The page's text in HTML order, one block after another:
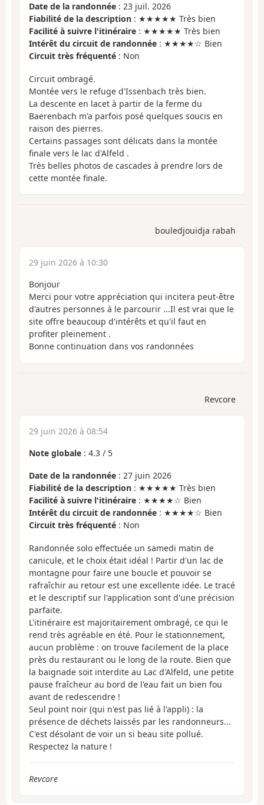
Date de la randonnée : 23 juil. 2026
Fiabilité de la description : ★★★★★ Très bien
Facilité à suivre l'itinéraire : ★★★★★ Très bien
Intérêt du circuit de randonnée : ★★★★☆ Bien
Circuit très fréquenté : Non
Circuit ombragé.
Montée vers le refuge d'Issenbach très bien.
La descente en lacet à partir de la ferme du
Baerenbach m'a parfois posé quelques soucis en
raison des pierres.
Certains passages sont délicats dans la montée
finale vers le lac d'Alfeld .
Très belles photos de cascades à prendre lors de
cette montée finale.
bouledjouidja rabah
29 juin 2026 à 10:30
Bonjour
Merci pour votre appréciation qui incitera peut-être
d'autres personnes à le parcourir ...Il est vrai que le
site offre beaucoup d'intérêts et qu'il faut en
profiter pleinement .
Bonne continuation dans vos randonnées
Revcore
29 juin 2026 à 08:54
Note globale : 4.3 / 5
Date de la randonnée : 27 juin 2026
Fiabilité de la description : ★★★★★ Très bien
Facilité à suivre l'itinéraire : ★★★★☆ Bien
Intérêt du circuit de randonnée : ★★★★☆ Bien
Circuit très fréquenté : Non
Randonnée solo effectuée un samedi matin de
canicule, et le choix était idéal ! Partir d'un lac de
montagne pour faire une boucle et pouvoir se
rafraîchir au retour est une excellente idée. Le tracé
et le descriptif sur l'application sont d'une précision
parfaite.
L'itinéraire est majoritairement ombragé, ce qui le
rend très agréable en été. Pour le stationnement,
aucun problème : on trouve facilement de la place
près du restaurant ou le long de la route. Bien que
la baignade soit interdite au Lac d'Alfeld, une petite
pause fraîcheur au bord de l'eau fait un bien fou
avant de redescendre !
Seul point noir (qui n'est pas lié à l'appli) : la
présence de déchets laissés par les randonneurs...
C'est désolant de voir un si beau site pollué.
Respectez la nature !
Revcore